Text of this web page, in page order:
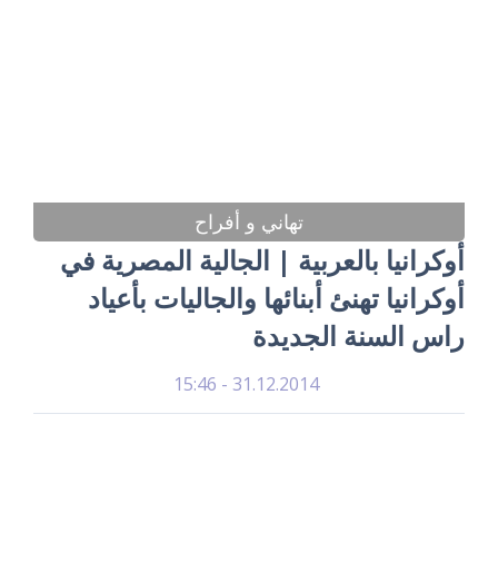
تهاني و أفراح
أوكرانيا بالعربية | الجالية المصرية في
أوكرانيا تهنئ أبنائها والجاليات بأعياد
راس السنة الجديدة
31.12.2014 - 15:46